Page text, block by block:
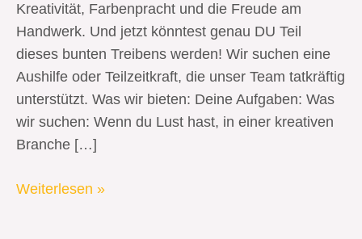
Kreativität, Farbenpracht und die Freude am
Handwerk. Und jetzt könntest genau DU Teil
dieses bunten Treibens werden! Wir suchen eine
Aushilfe oder Teilzeitkraft, die unser Team tatkräftig
unterstützt. Was wir bieten: Deine Aufgaben: Was
wir suchen: Wenn du Lust hast, in einer kreativen
Branche […]
Weiterlesen »